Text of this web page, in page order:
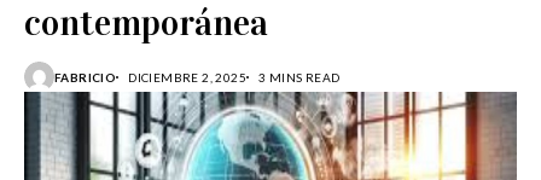
contemporánea
FABRICIO DICIEMBRE 2, 2025 3 MINS READ